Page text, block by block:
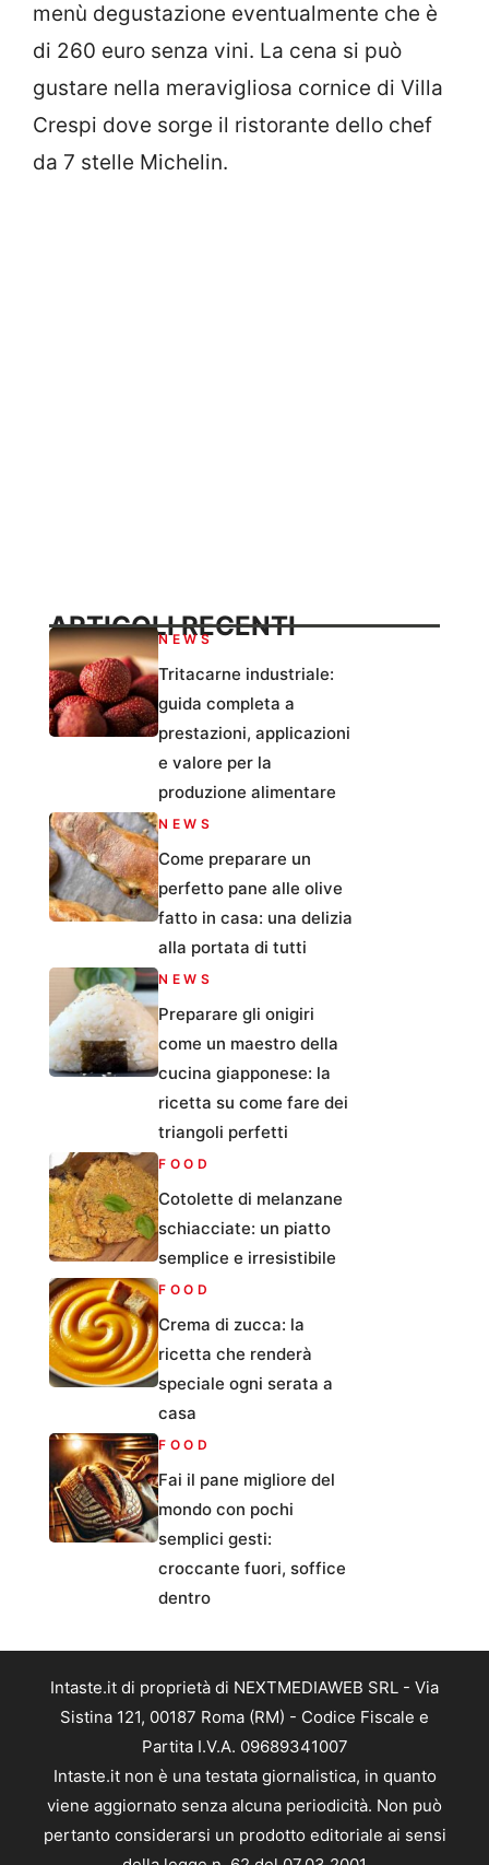
menù degustazione eventualmente che è
di 260 euro senza vini. La cena si può
gustare nella meravigliosa cornice di Villa
Crespi dove sorge il ristorante dello chef
da 7 stelle Michelin.
ARTICOLI RECENTI
NEWS
Tritacarne industriale:
guida completa a
prestazioni, applicazioni
e valore per la
produzione alimentare
NEWS
Come preparare un
perfetto pane alle olive
fatto in casa: una delizia
alla portata di tutti
NEWS
Preparare gli onigiri
come un maestro della
cucina giapponese: la
ricetta su come fare dei
triangoli perfetti
FOOD
Cotolette di melanzane
schiacciate: un piatto
semplice e irresistibile
FOOD
Crema di zucca: la
ricetta che renderà
speciale ogni serata a
casa
FOOD
Fai il pane migliore del
mondo con pochi
semplici gesti:
croccante fuori, soffice
dentro
Intaste.it di proprietà di NEXTMEDIAWEB SRL - Via
Sistina 121, 00187 Roma (RM) - Codice Fiscale e
Partita I.V.A. 09689341007
Intaste.it non è una testata giornalistica, in quanto
viene aggiornato senza alcuna periodicità. Non può
pertanto considerarsi un prodotto editoriale ai sensi